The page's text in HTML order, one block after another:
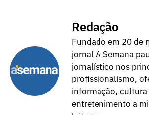
Redação
Fundado em 20 de
jornal A Semana
jornalístico nos
profissionalismo,
informação, cultura
entretenimento a